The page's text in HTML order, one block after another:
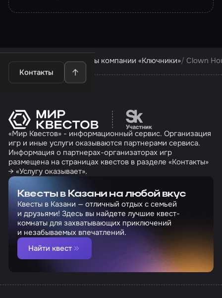
Контакты
Квесты в Казани Квесты компании «Ключники» Clown
Перейти на сайт
«Мир Квестов» - информационный сервис. Организация
игр и иные услуги оказываются партнерами сервиса.
Информация о партнерах-организаторах игр
размещена на страницах квестов в разделе «Контакты»
→ «Услугу оказывает».
Квесты в Казани на любой вкус
Квесты в Казани — отличный отдых с семьей
и друзьями! Здесь вы найдете лучшие квест-
комнаты для захватывающих приключений
и незабываемых впечатлений.
Найти квест